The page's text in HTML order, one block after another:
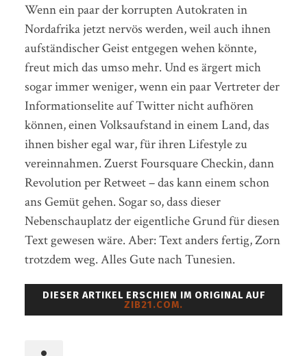
Wenn ein paar der korrupten Autokraten in
Nordafrika jetzt nervös werden, weil auch ihnen
aufständischer Geist entgegen wehen könnte,
freut mich das umso mehr. Und es ärgert mich
sogar immer weniger, wenn ein paar Vertreter der
Informationselite auf Twitter nicht aufhören
können, einen Volksaufstand in einem Land, das
ihnen bisher egal war, für ihren Lifestyle zu
vereinnahmen. Zuerst Foursquare Checkin, dann
Revolution per Retweet – das kann einem schon
ans Gemüt gehen. Sogar so, dass dieser
Nebenschauplatz der eigentliche Grund für diesen
Text gewesen wäre. Aber: Text anders fertig, Zorn
trotzdem weg. Alles Gute nach Tunesien.
DIESER ARTIKEL ERSCHIEN IM ORIGINAL AUF
ZIB21.COM.